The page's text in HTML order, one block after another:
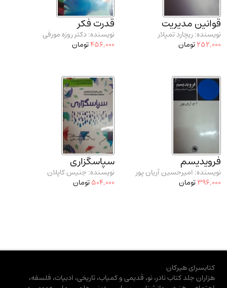
قوانین مدیریت
نویسنده: ریچارد تمپلار
252,000تومان
قدرت فکر
نویسنده: دکتر روزه مورفی
456,000تومان
فرویدیسم
نویسنده: امیرحسین آریان پور
396,000تومان
سپاسگزاری
نویسنده: جنیس کاپلان
504,000تومان
کتابسرای هیرکان
هزاران جلد کتاب نادر، نو، قدیمی و کمیاب، تاریخی، ادبیات، فلسفه،